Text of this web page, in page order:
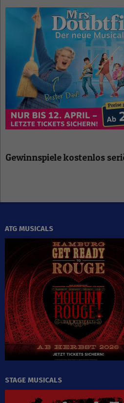
Gewinnspiele kostenlos
ATG MUSICALS
STAGE MUSICALS